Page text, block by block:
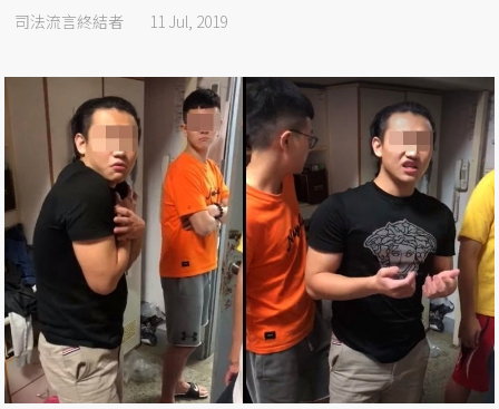
司法流言終結者 11 Jul, 2019